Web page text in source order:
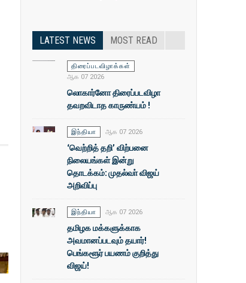
LATEST NEWS MOST READ
திரைப்படவிழாக்கள்
ஆக 07 2026
லொகார்னோ திரைப்படவிழா
தவறவிடாத காருண்யம் !
இந்தியா ஆக 07 2026
‘வெற்றித் தறி’ விற்பனை
நிலையங்கள் இன்று
தொடக்கம்: முதல்வா் விஜய்
அறிவிப்பு
இந்தியா ஆக 07 2026
தமிழக மக்களுக்காக
அவமானப்படவும் தயார்!
பெங்களூர் பயணம் குறித்து
விஜய்!